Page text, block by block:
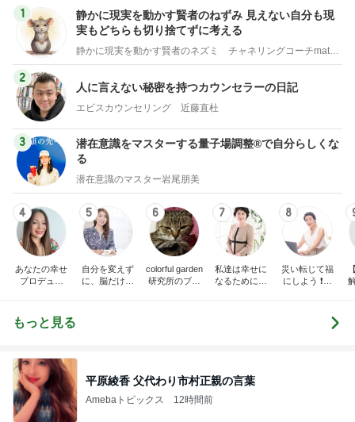
1
静かに現実を動かす賢者のねずみ 見えない自分も現
実もどちらも切り捨てずに考える
静かに現実を動かす賢者のネズミ チャネリングコーチmatsuko
2
人に言えない秘密を持つカウンセラーの日記
エビスカウンセリング 近藤直杜
3
潜在意識をマスターする量子場調整®で自分らしくな
る
潜在意識のマスター岩尾朋美
4
あなたの幸せ
プロデュー
あうの？」あ
なたの人に言
の人生を再生
しませんか？
5
自分を変えず
に、脳だけ変
6
colorful garden
研究所のブロ
7
私達は幸せに
なるために生
くブログで
す。
8
災い転じて福
にしよう ❗️心
もっと見る
平原綾香 父代わり市村正親の言葉
Amebaトピックス 12時間前